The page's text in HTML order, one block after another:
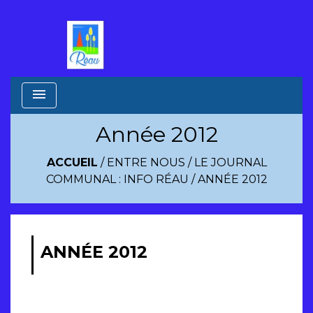
menu
Année 2012
ACCUEIL / ENTRE NOUS / LE JOURNAL
COMMUNAL : INFO RÉAU /ANNÉE 2012
ANNÉE 2012